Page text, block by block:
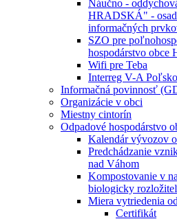
Náučno -
HRADSKÁ" -
informačných
SZO pre
hospodárstvo obce
Wifi pre Teba
Interreg V-A
Informačná povinnosť
Organizácie v obci
Miestny cintorín
Odpadové hospodárstvo
Kalendár vývozov
Predchádzanie
nad Váhom
Kompostovanie v
biologicky
Miera vytriedenia
Certifikát